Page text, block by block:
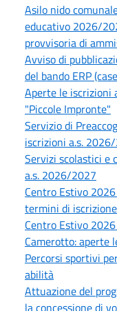
Asilo nido
educativo 2026/
provvisoria di
Avviso di
del bando ERP
Aperte le iscrizioni
"Piccole Impronte"
Servizio di
iscrizioni a.s.
Servizi scolastici e
a.s. 2026/2027
Centro Estivo
termini di iscrizione
Centro Estivo
Camerotto: aperte
Percorsi sportivi
abilità
Attuazione del
la concessione di